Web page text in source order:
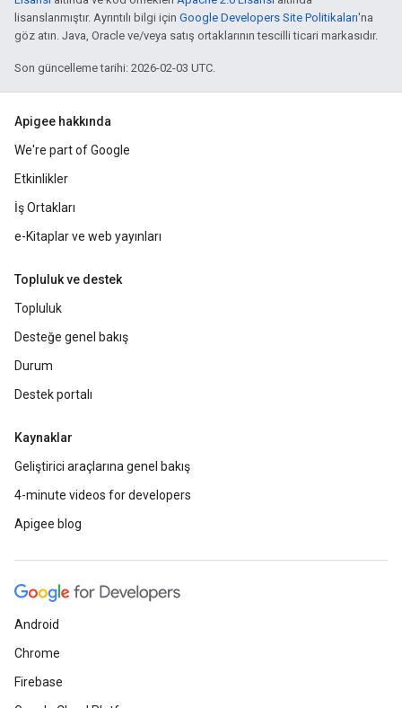
lisanslanmıştır. Ayrıntılı bilgi için Google Developers Site Politikaları'na
göz atın. Java, Oracle ve/veya satış ortaklarının tescilli ticari markasıdır.
Son güncelleme tarihi: 2026-02-03 UTC.
Apigee hakkında
We're part of Google
Etkinlikler
İş Ortakları
e-Kitaplar ve web yayınları
Topluluk ve destek
Topluluk
Desteğe genel bakış
Durum
Destek portalı
Kaynaklar
Geliştirici araçlarına genel bakış
4-minute videos for developers
Apigee blog
Android
Chrome
Firebase